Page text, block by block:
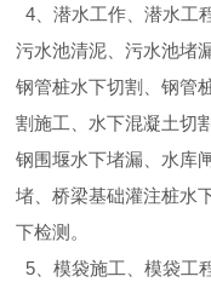
4、潜水工作、潜水工
污水池清泥、污水池堵
钢管桩水下切割、钢管
割施工、水下混凝土切
钢围堰水下堵漏、水库
堵、桥梁基础灌注桩水
下检测。
5、模袋施工、模袋工